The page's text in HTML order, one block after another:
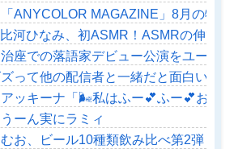
「ANYCOLOR MAGAZINE」8月の特
比河ひなみ、初ASMR！ASMRの伸び
治座での落語家デビュー公演をユー
ズって他の配信者と一緒だと面白いん
アッキーナ「🌬️私はふー💕ふー💕お
ーん実にラミィ
むお、ビール10種類飲み比べ第2弾！